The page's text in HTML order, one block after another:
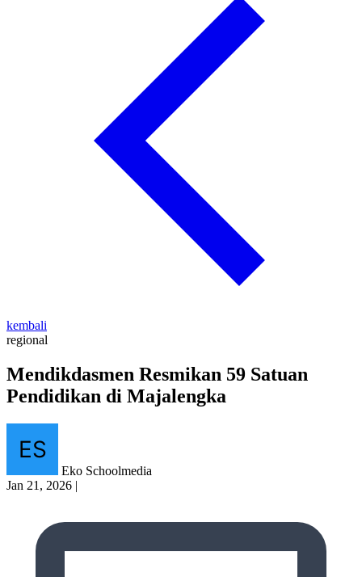
kembali
regional
Mendikdasmen Resmikan 59 Satuan
Pendidikan di Majalengka
Eko Schoolmedia
Jan 21, 2026 |